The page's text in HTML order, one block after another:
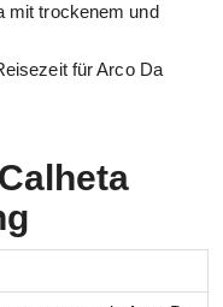
mit trockenem und
für Arco Da